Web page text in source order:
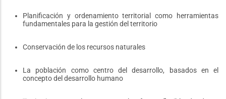
Planificación y ordenamiento territorial como herramientas
fundamentales para la gestión del territorio
Conservación de los recursos naturales
La población como centro del desarrollo, basados en el
concepto del desarrollo humano